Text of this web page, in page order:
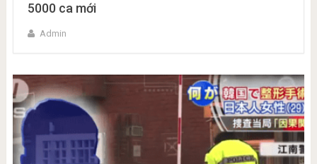
5000 ca mới
Admin